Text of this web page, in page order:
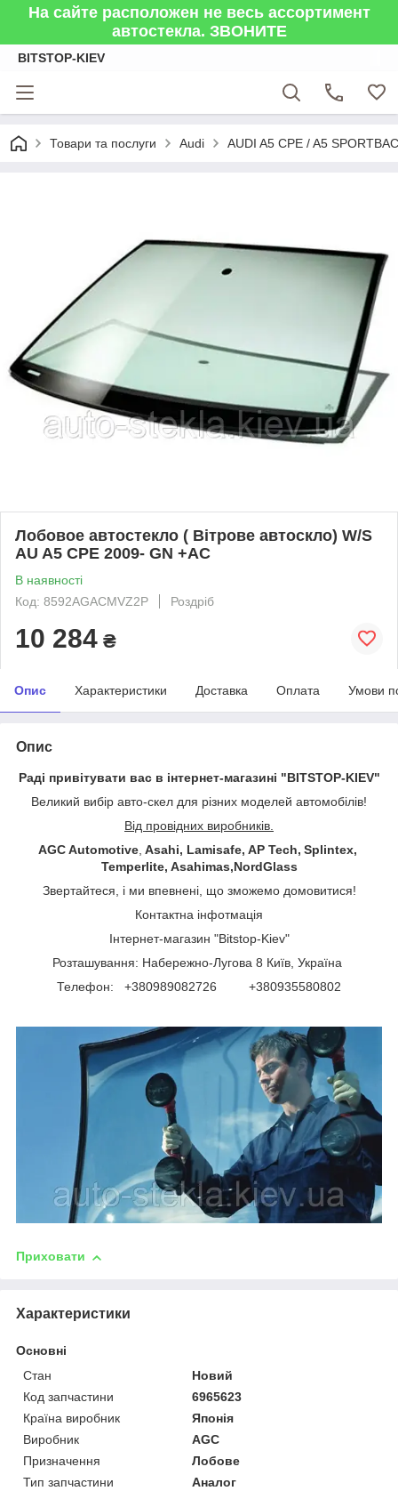
На сайте расположен не весь ассортимент
автостекла. ЗВОНИТЕ
BITSTOP-KIEV
Товари та послуги Audi AUDI A5 CPE / A5
Лобовое автостекло ( Вітрове автоскло) W/S
AU A5 CPE 2009- GN +AC
В наявності
Код: 8592AGACMVZ2P
Роздріб
10 284 ₴
Опис Характеристики Доставка Оплата Умови
Опис
Раді привітувати вас в інтернет-магазині "BITSTOP-KIEV"
Великий вибір авто-скел для різних моделей автомобілів!
Від провідних виробників.
AGC Automotive Asahi, Lamisafe, AP Tech, Splintex,
Temperlite, Asahimas,NordGlass
Звертайтеся, і ми впевнені, що зможемо домовитися!
Контактна інфотмація
Інтернет-магазин "Bitstop-Kiev"
Розташування: Набережно-Лугова 8 Київ, Україна
Телефон: +380989082726 +380935580802
Приховати
Характеристики
Основні
Стан
Новий
Код запчастини
6965623
Країна виробник
Японія
Виробник
AGC
Призначення
Лобове
Тип запчастини
Аналог